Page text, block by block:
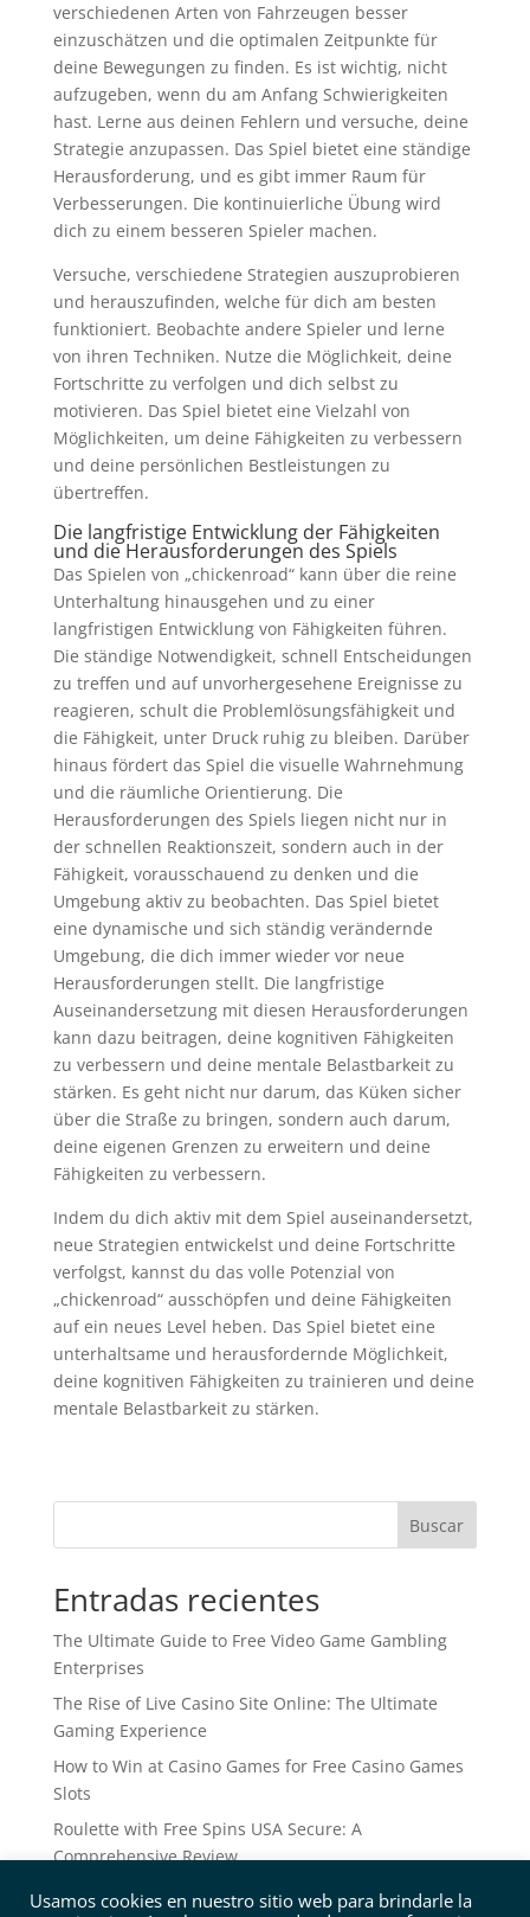
verschiedenen Arten von Fahrzeugen besser
einzuschätzen und die optimalen Zeitpunkte für
deine Bewegungen zu finden. Es ist wichtig, nicht
aufzugeben, wenn du am Anfang Schwierigkeiten
hast. Lerne aus deinen Fehlern und versuche, deine
Strategie anzupassen. Das Spiel bietet eine ständige
Herausforderung, und es gibt immer Raum für
Verbesserungen. Die kontinuierliche Übung wird
dich zu einem besseren Spieler machen.
Versuche, verschiedene Strategien auszuprobieren
und herauszufinden, welche für dich am besten
funktioniert. Beobachte andere Spieler und lerne
von ihren Techniken. Nutze die Möglichkeit, deine
Fortschritte zu verfolgen und dich selbst zu
motivieren. Das Spiel bietet eine Vielzahl von
Möglichkeiten, um deine Fähigkeiten zu verbessern
und deine persönlichen Bestleistungen zu
übertreffen.
Die langfristige Entwicklung der Fähigkeiten
und die Herausforderungen des Spiels
Das Spielen von „chickenroad“ kann über die reine
Unterhaltung hinausgehen und zu einer
langfristigen Entwicklung von Fähigkeiten führen.
Die ständige Notwendigkeit, schnell Entscheidungen
zu treffen und auf unvorhergesehene Ereignisse zu
reagieren, schult die Problemlösungsfähigkeit und
die Fähigkeit, unter Druck ruhig zu bleiben. Darüber
hinaus fördert das Spiel die visuelle Wahrnehmung
und die räumliche Orientierung. Die
Herausforderungen des Spiels liegen nicht nur in
der schnellen Reaktionszeit, sondern auch in der
Fähigkeit, vorausschauend zu denken und die
Umgebung aktiv zu beobachten. Das Spiel bietet
eine dynamische und sich ständig verändernde
Umgebung, die dich immer wieder vor neue
Herausforderungen stellt. Die langfristige
Auseinandersetzung mit diesen Herausforderungen
kann dazu beitragen, deine kognitiven Fähigkeiten
zu verbessern und deine mentale Belastbarkeit zu
stärken. Es geht nicht nur darum, das Küken sicher
über die Straße zu bringen, sondern auch darum,
deine eigenen Grenzen zu erweitern und deine
Fähigkeiten zu verbessern.
Indem du dich aktiv mit dem Spiel auseinandersetzt,
neue Strategien entwickelst und deine Fortschritte
verfolgst, kannst du das volle Potenzial von
„chickenroad“ ausschöpfen und deine Fähigkeiten
auf ein neues Level heben. Das Spiel bietet eine
unterhaltsame und herausfordernde Möglichkeit,
deine kognitiven Fähigkeiten zu trainieren und deine
mentale Belastbarkeit zu stärken.
Buscar
Entradas recientes
The Ultimate Guide to Free Video Game Gambling
Enterprises
The Rise of Live Casino Site Online: The Ultimate
Gaming Experience
How to Win at Casino Games for Free Casino Games
Slots
Roulette with Free Spins USA Secure: A
Comprehensive Review
Ideal Online Gambling Enterprise Repayment
Usamos cookies en nuestro sitio web para brindarle la